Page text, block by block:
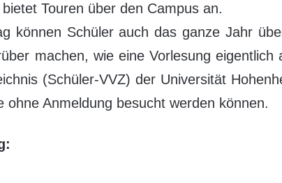
Touren über den Campus an.
können Schüler auch das ganze Jahr
machen, wie eine Vorlesung eigentlich
(Schüler-VVZ) der Universität
ohne Anmeldung besucht werden können.